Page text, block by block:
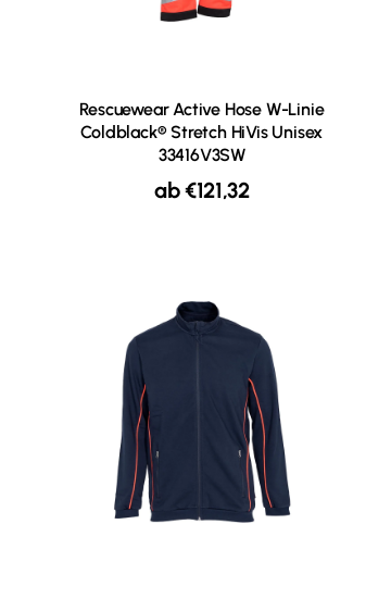
Rescuewear Active Hose W-Linie
Coldblack® Stretch HiVis Unisex
33416V3SW
ab€121,32